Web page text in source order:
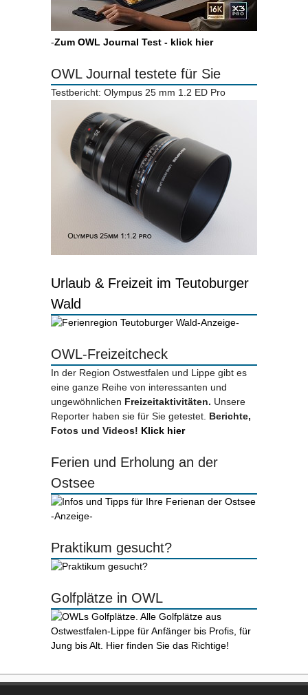
-Zum OWL Journal Test - klick hier
OWL Journal testete für Sie
Testbericht: Olympus 25 mm 1.2 ED Pro
Urlaub & Freizeit im Teutoburger
Wald
-Anzeige-
OWL-Freizeitcheck
In der Region Ostwestfalen und Lippe gibt es
eine ganze Reihe von interessanten und
ungewöhnlichen Freizeitaktivitäten. Unsere
Reporter haben sie für Sie getestet. Berichte,
Fotos und Videos! Klick hier
Ferien und Erholung an der
Ostsee
-Anzeige-
Praktikum gesucht?
Golfplätze in OWL